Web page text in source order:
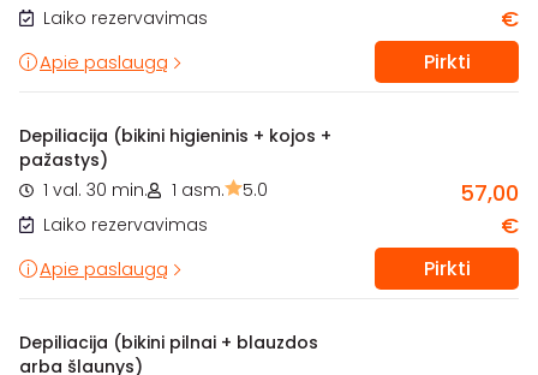
Laiko rezervavimas
€
Apie paslaugą Pirkti
Depiliacija (bikini higieninis + kojos +
pažastys)
1 val. 30 min.
1 asm.
5.0
Laiko rezervavimas
57,00
€
Apie paslaugą Pirkti
Depiliacija (bikini pilnai + blauzdos
arba šlaunys)